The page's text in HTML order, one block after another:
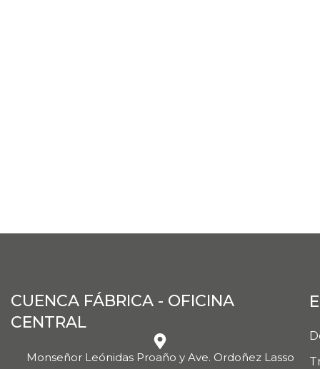
CUENCA FÁBRICA - OFICINA
CENTRAL
Monseñor Leónidas Proaño y Ave. Ordoñez Lasso